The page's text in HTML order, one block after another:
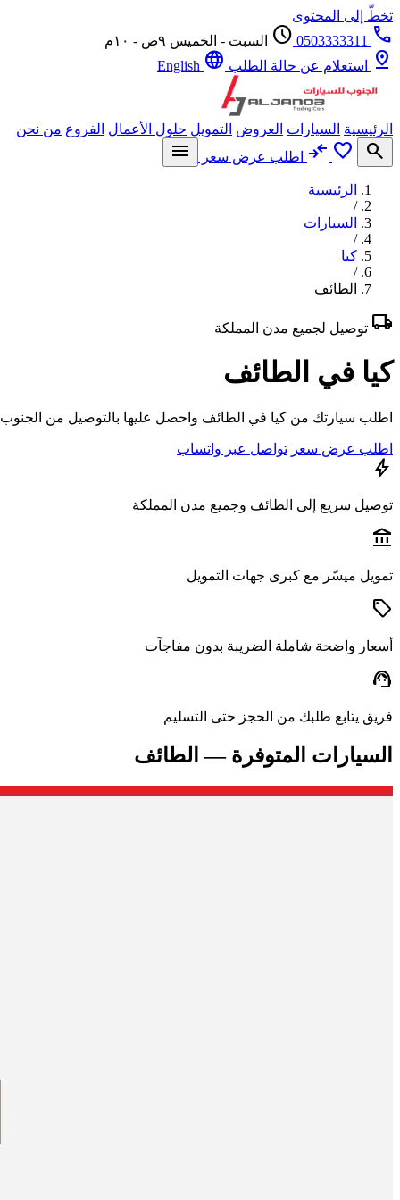
تخطّ إلى المحتوى
call
0503333311
schedule السبت - الخميس ٩ص - ١٠م
pin_drop استعلام عن حالة الطلب language
الرئيسية السيارات العروض التمويل حلول الأعمال الفروع من نحن
search
favorite
compare_arrows اطلب عرض سعر menu
الرئيسية
/
السيارات
/
كيا
/
الطائف
local_shipping توصيل لجميع مدن المملكة
كيا في الطائف
اطلب سيارتك من كيا في الطائف واحصل عليها بالتوصيل من
اطلب عرض سعر تواصل عبر واتساب
bolt
توصيل سريع إلى الطائف وجميع مدن المملكة
account_balance
تمويل ميسّر مع كبرى جهات التمويل
sell
أسعار واضحة شاملة الضريبة بدون مفاجآت
support_agent
فريق يتابع طلبك من الحجز حتى التسليم
السيارات المتوفرة — الطائف